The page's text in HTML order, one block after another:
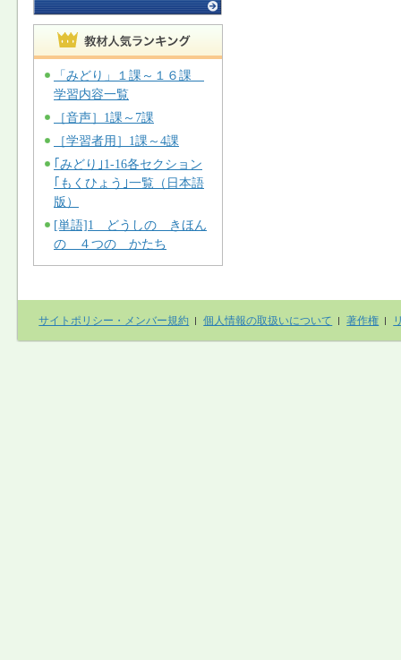
「みどり」１課～１６課
学習内容一覧
［音声］1課～7課
［学習者用］1課～4課
｢みどり｣1-16各セクション
｢もくひょう｣一覧（日本語
版）
[単語]1 どうしの きほん
の ４つの かたち
サイトポリシー・メンバー規約 個人情報の取扱いについて 著作権